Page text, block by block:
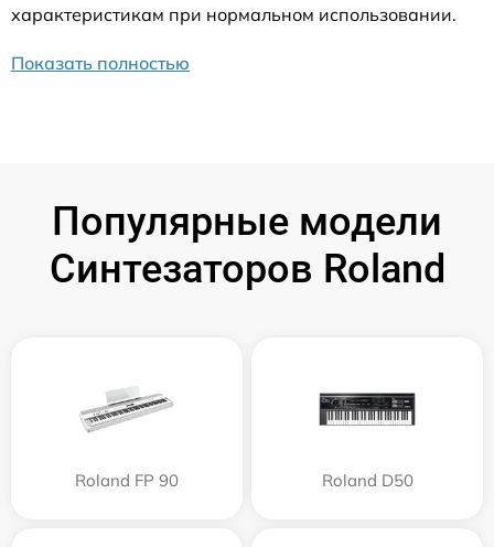
характеристикам при нормальном использовании.
Показать полностью
Популярные модели
Синтезаторов Roland
Roland FP 90 Roland D50